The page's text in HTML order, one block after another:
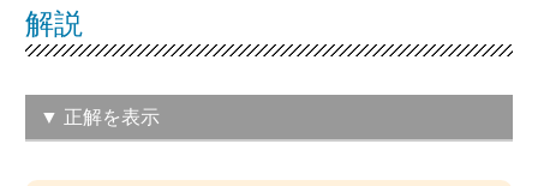
解説
▼ 正解を表示